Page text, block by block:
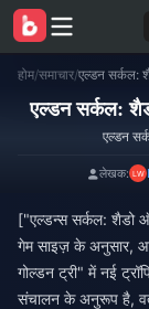
होम/समाचार/
एल्डन सर्कल:
एल्डन
लेखक:
["एल्डन्स सर्कल: शैडो
गेम साइज़ के अनुसार,
गोल्डन ट्री" में नई
संचालन के अनुरूप है,